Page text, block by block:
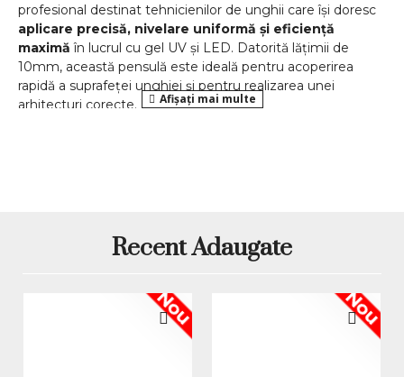
profesional destinat tehnicienilor de unghii care își doresc
aplicare precisă, nivelare uniformă și eficiență
maximă în lucrul cu gel UV și LED. Datorită lățimii de
10mm, această pensulă este ideală pentru acoperirea
rapidă a suprafeței unghiei și pentru realizarea unei
arhitecturi corecte.
Vârful drept, cu lățime de 10mm, permite distribuirea
și riscul apariției denivelărilor. Este alegerea ideală pentru
tehnicienii care lucrează curat și eficient.
Recent Adaugate
Nou Nou